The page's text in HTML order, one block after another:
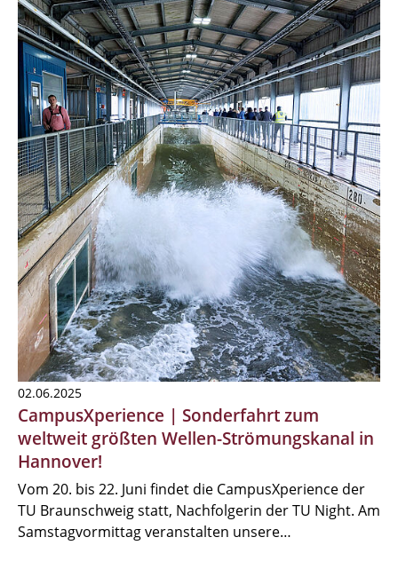
02.06.2025
CampusXperience | Sonderfahrt zum
weltweit größten Wellen-Strömungskanal in
Hannover!
Vom 20. bis 22. Juni findet die CampusXperience der
TU Braunschweig statt, Nachfolgerin der TU Night. Am
Samstagvormittag veranstalten unsere…